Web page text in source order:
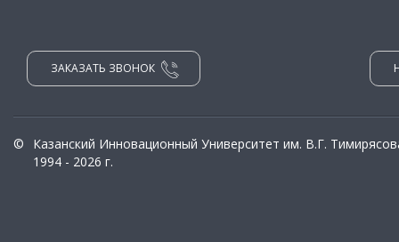
ЗАКАЗАТЬ ЗВОНОК
©
Казанский Инновационный Университет им. В.Г.
1994 - 2026 г.